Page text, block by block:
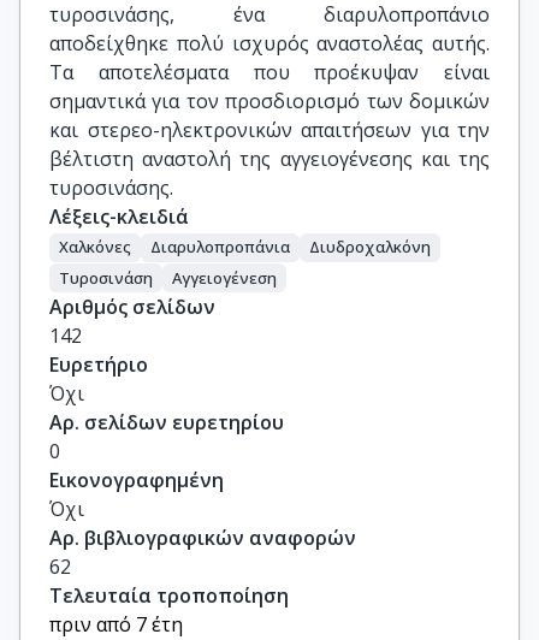
τυροσινάσης, ένα διαρυλοπροπάνιο
αποδείχθηκε πολύ ισχυρός αναστολέας αυτής.
Τα αποτελέσματα που προέκυψαν είναι
σημαντικά για τον προσδιορισμό των δομικών
και στερεο-ηλεκτρονικών απαιτήσεων για την
βέλτιστη αναστολή της αγγειογένεσης και της
τυροσινάσης.
Λέξεις-κλειδιά
Χαλκόνες Διαρυλοπροπάνια
Διυδροχαλκόνη
Τυροσινάση
Αγγειογένεση
Αριθμός σελίδων
142
Ευρετήριο
Όχι
Αρ. σελίδων ευρετηρίου
0
Εικονογραφημένη
Όχι
Αρ. βιβλιογραφικών αναφορών
62
Τελευταία τροποποίηση
πριν από 7 έτη